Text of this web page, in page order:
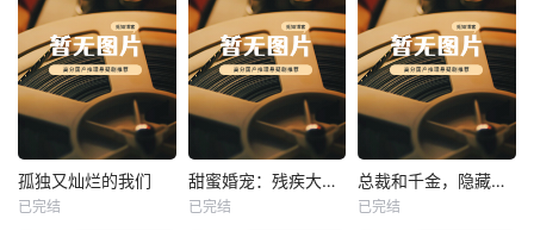
热播
孤独又灿烂的我们
已完结
热播 甜蜜婚宠：残疾大佬夜夜撩
已完结
热播 总裁和千金，隐藏身份闪婚了
已完结